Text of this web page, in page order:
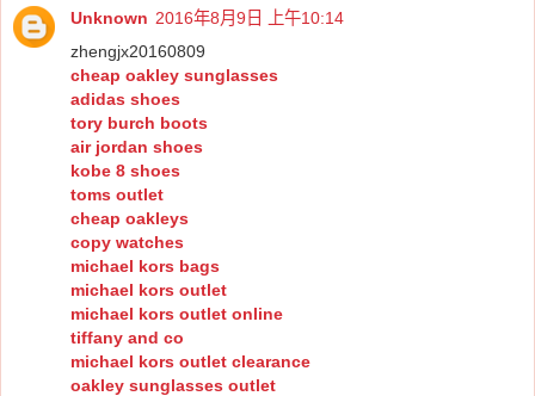
Unknown 2016年8月9日 上午10:14
zhengjx20160809
cheap oakley sunglasses
adidas shoes
tory burch boots
air jordan shoes
kobe 8 shoes
toms outlet
cheap oakleys
copy watches
michael kors bags
michael kors outlet
michael kors outlet online
tiffany and co
michael kors outlet clearance
oakley sunglasses outlet